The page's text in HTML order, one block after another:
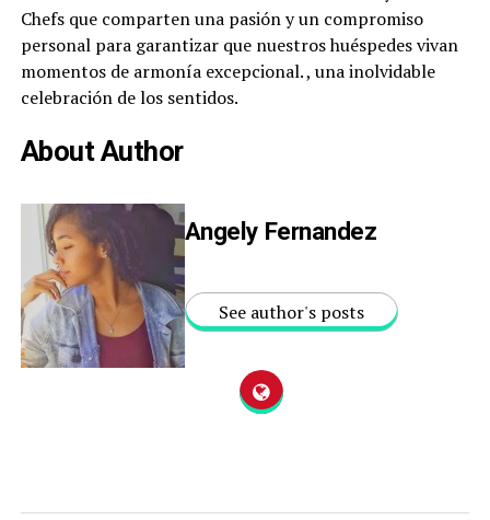
Chefs que comparten una pasión y un compromiso
personal para garantizar que nuestros huéspedes vivan
momentos de armonía excepcional. , una inolvidable
celebración de los sentidos.
About Author
Angely Fernandez
See author's posts